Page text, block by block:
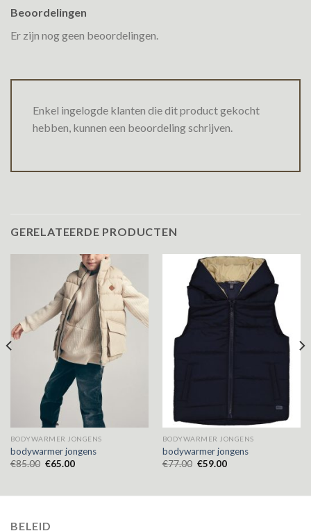
Beoordelingen
Er zijn nog geen beoordelingen.
Enkel ingelogde klanten die dit product gekocht
hebben, kunnen een beoordeling schrijven.
GERELATEERDE PRODUCTEN
BODYWARMER JONGENS
bodywarmer jongens
€85.00 €65.00
BODYWARMER JONGENS
bodywarmer jongens
€77.00 €59.00
BELEID